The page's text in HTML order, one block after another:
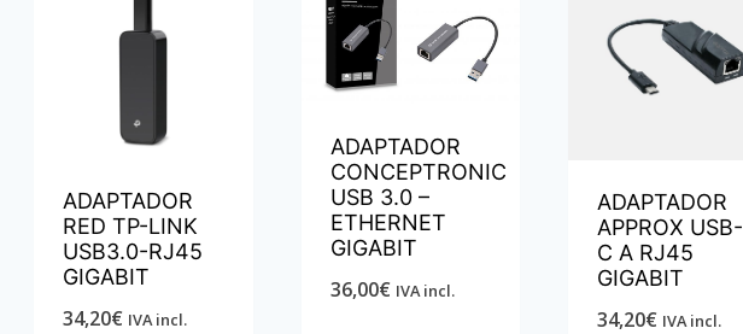
ADAPTADOR
RED TP-LINK
USB3.0-RJ45
GIGABIT
34,20€ IVA incl.
ADAPTADOR
CONCEPTRONIC
USB 3.0 –
ETHERNET
GIGABIT
36,00€ IVA incl.
ADAPTADOR
APPROX USB-
C A RJ45
GIGABIT
34,20€ IVA incl.